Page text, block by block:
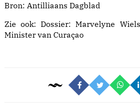
Bron: Antilliaans Dagblad
Zie ook: Dossier: Marvelyne
Minister van Curaçao